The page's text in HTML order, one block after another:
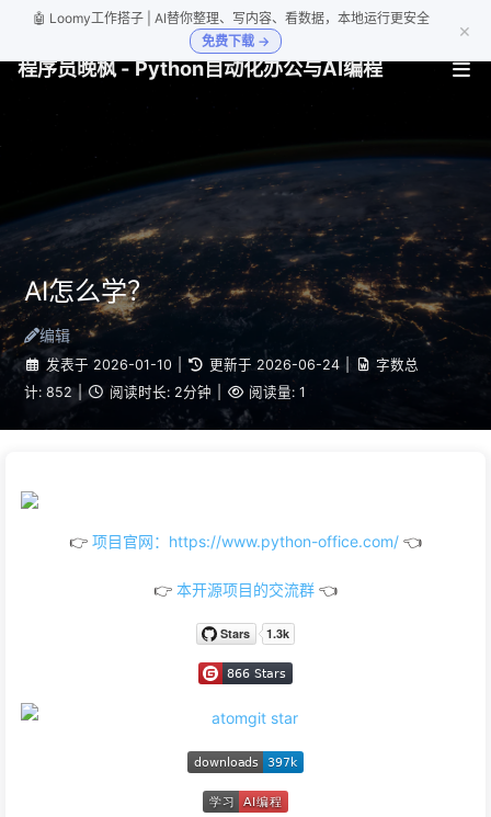
🤖 Loomy工作搭子 | AI替你整理、写内容、看数据，本地运行更安全
免费下载 →
×
程序员晚枫 - Python自动化办公与AI编程
AI怎么学？
编辑
发表于 2026-01-10 更新于 2026-06-24
字数总
计: 852 | 阅读时长: 2分钟 阅读量: 1
👉 项目官网：https://www.python-office.com/ 👈
👉 本开源项目的交流群 👈